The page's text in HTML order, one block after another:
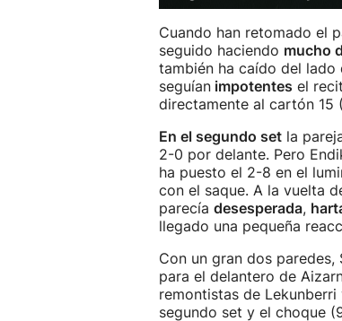
Cuando han retomado el
seguido haciendo mucho
también ha caído del lado
seguían impotentes el
directamente al cartón 15
En el segundo set la
2-0 por delante. Pero
ha puesto el 2-8 en el
con el saque. A la vuelta
parecía desesperada,
llegado una pequeña
Con un gran dos
para el delantero de
remontistas de
segundo set y el choque